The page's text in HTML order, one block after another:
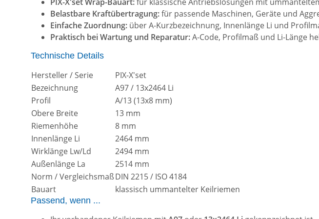
Belastbare Kraftübertragung:für passende Maschinen, Geräte und
Einfache Zuordnung: über A-Kurzbezeichnung, Innenlänge Li und
Praktisch bei Wartung und Reparatur:A-Code, Profilmaß und Li-Länge
Technische Details
Hersteller / Serie
PIX-X'set
Bezeichnung
A97 / 13x2464 Li
Profil
A/13 (13x8 mm)
Obere Breite
13 mm
Riemenhöhe
8 mm
Innenlänge Li
2464 mm
Wirklänge Lw/Ld
2494 mm
Außenlänge La
2514 mm
Norm / VergleichsmaßDIN 2215 / ISO 4184
Bauart
klassisch ummantelter Keilriemen
Passend, wenn ...